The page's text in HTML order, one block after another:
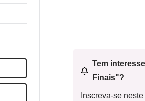
Tem
Finais"?
Inscreva-se